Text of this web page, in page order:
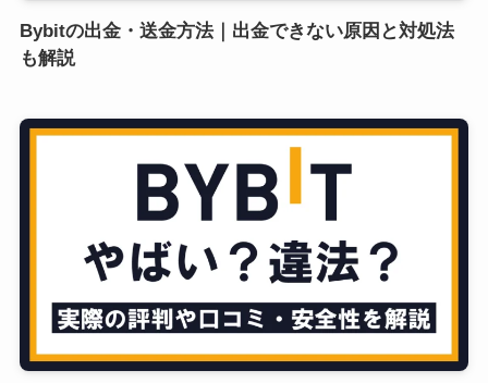
Bybitの出金・送金方法｜出金できない原因と対処法
も解説